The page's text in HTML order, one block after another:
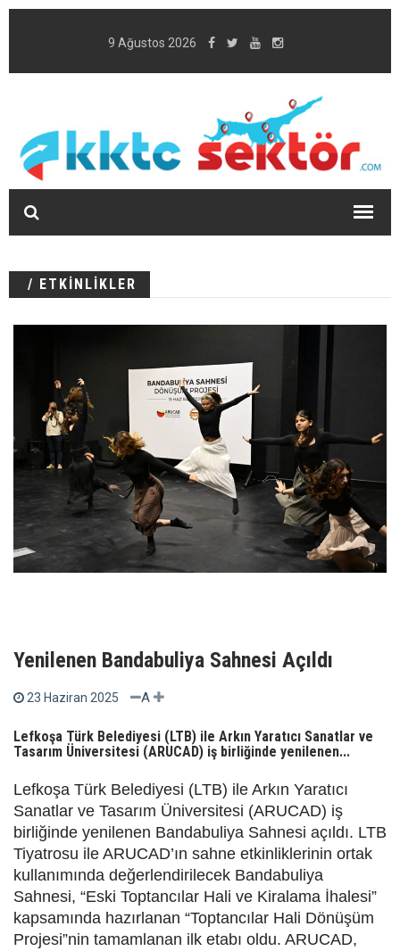
9 Ağustos 2026
/ ETKİNLİKLER
Yenilenen Bandabuliya Sahnesi Açıldı
23 Haziran 2025 A
Lefkoşa Türk Belediyesi (LTB) ile Arkın Yaratıcı Sanatlar ve
Tasarım Üniversitesi (ARUCAD) iş birliğinde yenilenen...
Lefkoşa Türk Belediyesi (LTB) ile Arkın Yaratıcı
Sanatlar ve Tasarım Üniversitesi (ARUCAD) iş
birliğinde yenilenen Bandabuliya Sahnesi açıldı. LTB
Tiyatrosu ile ARUCAD’ın sahne etkinliklerinin ortak
kullanımında değerlendirilecek Bandabuliya
Sahnesi, “Eski Toptancılar Hali ve Kiralama İhalesi”
kapsamında hazırlanan “Toptancılar Hali Dönüşüm
Projesi”nin tamamlanan ilk etabı oldu. ARUCAD,